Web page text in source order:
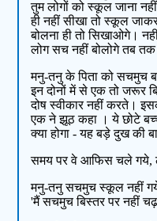
तुम लोगों को स्कूल जाना
ही नहीं सीखा तो स्कूल
बोलना ही तो सिखाओगे।
लोग सच नहीं बोलोगे तब
मनु-तनु के पिता को सचमुच
इन दोनों में से एक तो जरूर
दोष स्वीकार नहीं करते।
एक ने झूठ कहा । ये छोटे
क्या होगा - यह बड़े दुख की
समय पर वे आफिस चले गये,
मनु-तनु सचमुच स्कूल नहीं
'मैं सचमुच बिस्तर पर नहीं